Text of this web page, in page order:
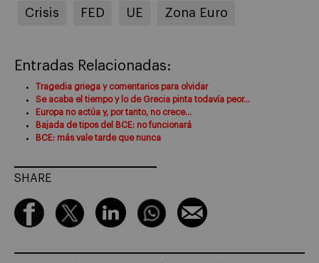
Crisis FED UE Zona Euro
Entradas Relacionadas:
Tragedia griega y comentarios para olvidar
Se acaba el tiempo y lo de Grecia pinta todavía peor…
Europa no actúa y, por tanto, no crece…
Bajada de tipos del BCE: no funcionará
BCE: más vale tarde que nunca
SHARE